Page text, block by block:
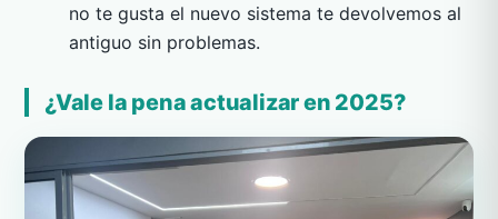
no te gusta el nuevo sistema te devolvemos al
antiguo sin problemas.
¿Vale la pena actualizar en 2025?